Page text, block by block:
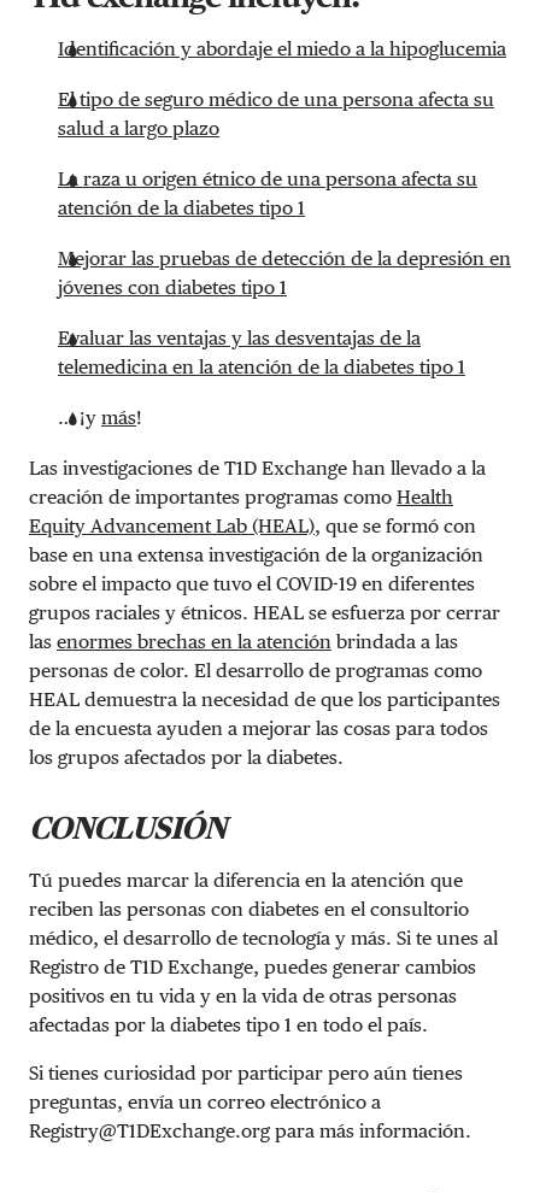
Identificación y abordaje el miedo a la hipoglucemia
El tipo de seguro médico de una persona afecta su
salud a largo plazo
La raza u origen étnico de una persona afecta su
atención de la diabetes tipo 1
Mejorar las pruebas de detección de la depresión en
jóvenes con diabetes tipo 1
Evaluar las ventajas y las desventajas de la
telemedicina en la atención de la diabetes tipo 1
… ¡y más!
Las investigaciones de T1D Exchange han llevado a la
creación de importantes programas como Health
Equity Advancement Lab (HEAL), que se formó con
base en una extensa investigación de la organización
sobre el impacto que tuvo el COVID-19 en diferentes
grupos raciales y étnicos. HEAL se esfuerza por cerrar
las enormes brechas en la atención brindada a las
personas de color. El desarrollo de programas como
HEAL demuestra la necesidad de que los participantes
de la encuesta ayuden a mejorar las cosas para todos
los grupos afectados por la diabetes.
CONCLUSIÓN
Tú puedes marcar la diferencia en la atención que
reciben las personas con diabetes en el consultorio
médico, el desarrollo de tecnología y más. Si te unes al
Registro de T1D Exchange, puedes generar cambios
positivos en tu vida y en la vida de otras personas
afectadas por la diabetes tipo 1 en todo el país.
Si tienes curiosidad por participar pero aún tienes
preguntas, envía un correo electrónico a
Registry@T1DExchange.org para más información.